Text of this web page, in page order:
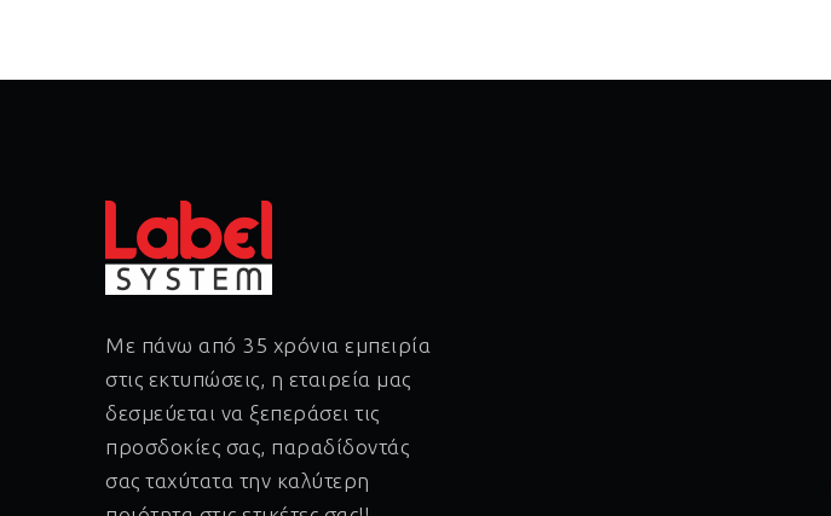
Με πάνω από 35 χρόνια εμπειρία
στις εκτυπώσεις, η εταιρεία μας
δεσμεύεται να ξεπεράσει τις
προσδοκίες σας, παραδίδοντάς
σας ταχύτατα την καλύτερη